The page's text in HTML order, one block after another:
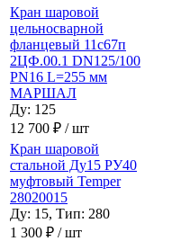
Кран шаровой
цельносварной
фланцевый 11с67п
2ЦФ.00.1 DN125/100
PN16 L=255 мм
МАРШАЛ
Ду: 125
12 700 ₽ / шт
Кран шаровой
стальной Ду15 РУ40
муфтовый Temper
28020015
Ду: 15, Тип: 280
1 300 ₽ / шт